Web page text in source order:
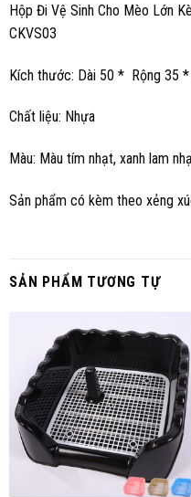
Hộp Đi Vệ Sinh Cho Mèo Lớn
CKVS03
Kích thước: Dài 50 * Rộng 35
Chất liệu: Nhựa
Màu: Màu tím nhạt, xanh lam
Sản phẩm có kèm theo xẻng
SẢN PHẨM TƯƠNG TỰ